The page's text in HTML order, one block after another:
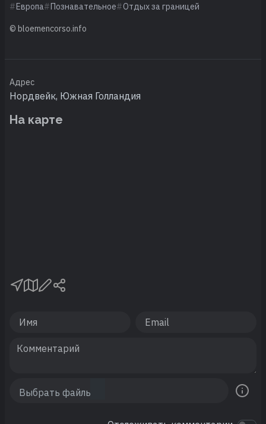
Европа Познавательное Отдых за границей
© bloemencorso.info
Адрес
Нордвейк, Южная Голландия
На карте